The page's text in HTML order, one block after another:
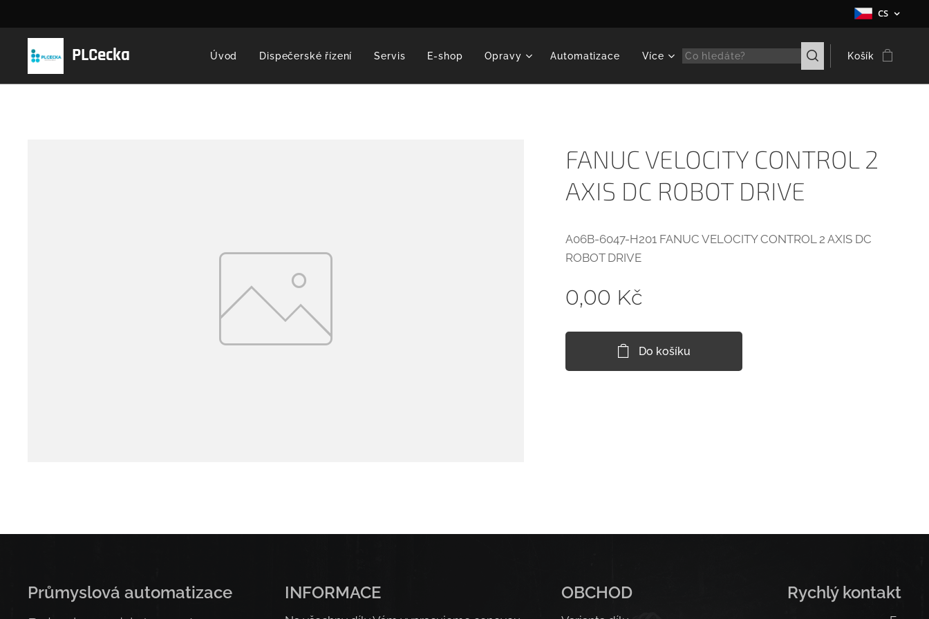
CS
PLCecka Úvod Dispečerské řízení Servis E-shop Opravy Automatizace Více Košík
FANUC VELOCITY CONTROL 2
AXIS DC ROBOT DRIVE
A06B-6047-H201 FANUC VELOCITY CONTROL 2 AXIS DC
ROBOT DRIVE
0,00 Kč
Do košíku
Průmyslová automatizace
INFORMACE OBCHOD Rychlý kontakt